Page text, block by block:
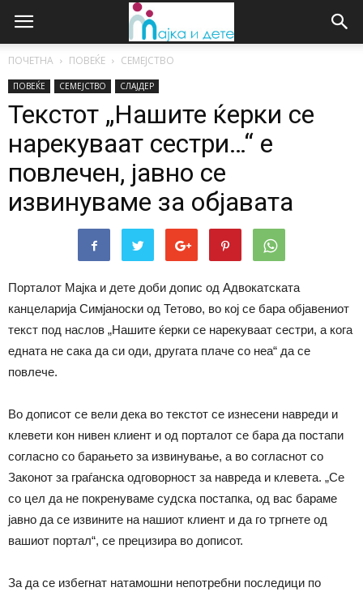
ПОЧЕТНА ПОВЕЌЕ СЕМЕЈСТВО
ПОВЕЌЕ СЕМЕЈСТВО СЛАЈДЕР
Текстот „Нашите ќерки се
нарекуваат сестри…“ е
повлечен, јавно се
извинуваме за објавата
Порталот Мајка и дете доби допис од Адвокатската
канцеларија Симјаноски од Тетово, во кој се бара објавениот
текст под наслов „Нашите ќерки се нарекуваат сестри, а кога
едната не сака да си оди, другата плаче со неа“ да се
повлече.
Во дописот се вели дека во текстот се изнесени навреди и
клевети кон нивен клиент и од порталот се бара да постапи
согласно со барањето за извинување, а во согласнот со
Законот за граѓанска одговорност за навреда и клевета. „Се
со цел да не покренуваме судска постапка, од вас бараме
јавно да се извините на нашиот клиент и да го тргнете од
вашиот портал“, се прецизира во дописот.
За да се избегнат натамошни непотребни последици по